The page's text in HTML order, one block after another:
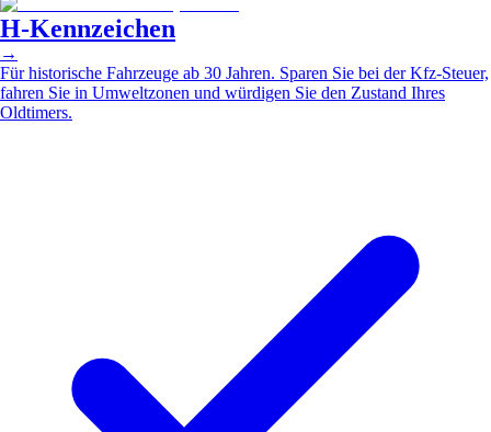
H-Kennzeichen
→
Für historische Fahrzeuge ab 30 Jahren. Sparen Sie bei der Kfz-Steuer,
fahren Sie in Umweltzonen und würdigen Sie den Zustand Ihres
Oldtimers.